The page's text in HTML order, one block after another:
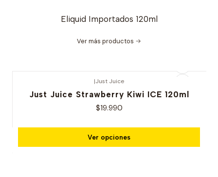
Eliquid Importados 120ml
Ver más productos
|Just Juice
Just Juice Strawberry Kiwi ICE 120ml
$19.990
Ver opciones